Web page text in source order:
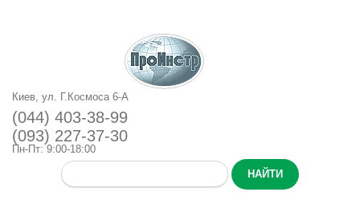
Киев, ул. Г.Космоса 6-А
(044) 403-38-99
(093) 227-37-30
Пн-Пт: 9:00-18:00